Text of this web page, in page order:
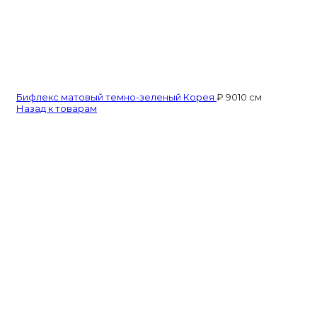
Бифлекс матовый темно-зеленый Корея ₽ 9010 см
Назад к товарам